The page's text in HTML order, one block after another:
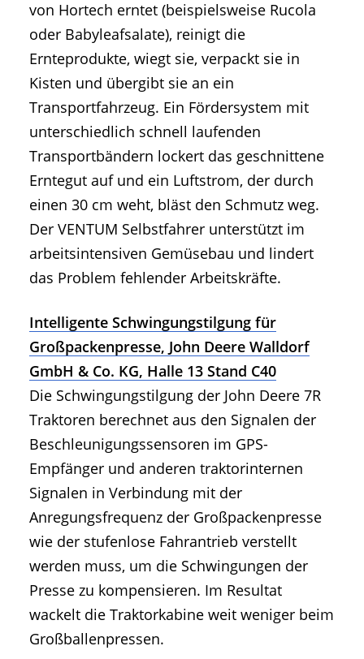
von Hortech erntet (beispielsweise Rucola
oder Babyleafsalate), reinigt die
Ernteprodukte, wiegt sie, verpackt sie in
Kisten und übergibt sie an ein
Transportfahrzeug. Ein Fördersystem mit
unterschiedlich schnell laufenden
Transportbändern lockert das geschnittene
Erntegut auf und ein Luftstrom, der durch
einen 30 cm weht, bläst den Schmutz weg.
Der VENTUM Selbstfahrer unterstützt im
arbeitsintensiven Gemüsebau und lindert
das Problem fehlender Arbeitskräfte.
Intelligente Schwingungstilgung für
Großpackenpresse, John Deere Walldorf
GmbH & Co. KG, Halle 13 Stand C40
Die Schwingungstilgung der John Deere 7R
Traktoren berechnet aus den Signalen der
Beschleunigungssensoren im GPS-
Empfänger und anderen traktorinternen
Signalen in Verbindung mit der
Anregungsfrequenz der Großpackenpresse
wie der stufenlose Fahrantrieb verstellt
werden muss, um die Schwingungen der
Presse zu kompensieren. Im Resultat
wackelt die Traktorkabine weit weniger beim
Großballenpressen.